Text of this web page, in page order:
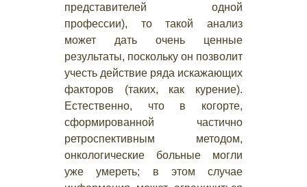
представителей одной
профессии), то такой анализ
может дать очень ценные
результаты, поскольку он позволит
учесть действие ряда искажающих
факторов (таких, как курение).
Естественно, что в когорте,
сформированной частично
ретроспективным методом,
онкологические больные могли
уже умереть; в этом случае